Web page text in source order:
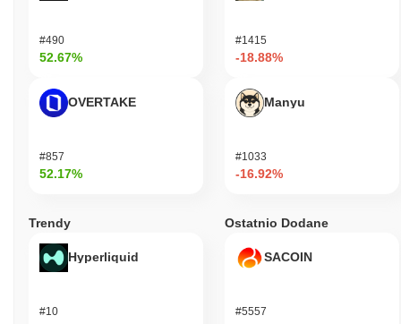
#490
52.67%
OVERTAKE
#857
52.17%
#1415
-18.88%
Manyu
#1033
-16.92%
Trendy
Hyperliquid
#10
Ostatnio Dodane
SACOIN
#5557